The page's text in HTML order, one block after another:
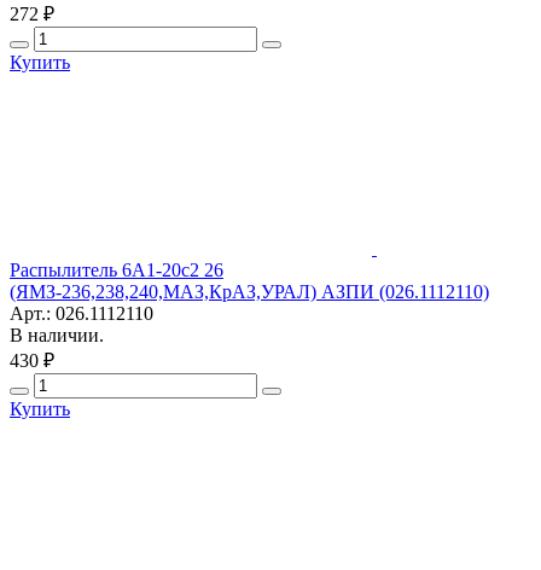
272 ₽
Купить
Распылитель 6А1-20с2 26
(ЯМЗ-236,238,240,МАЗ,КрАЗ,УРАЛ) АЗПИ (026.1112110)
Арт.: 026.1112110
В наличии.
430 ₽
Купить